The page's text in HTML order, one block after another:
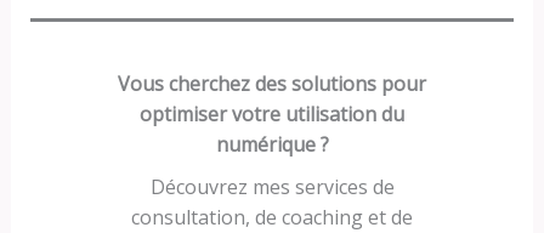
Vous cherchez des solutions pour
optimiser votre utilisation du
numérique ?
Découvrez mes services de
consultation, de coaching et de